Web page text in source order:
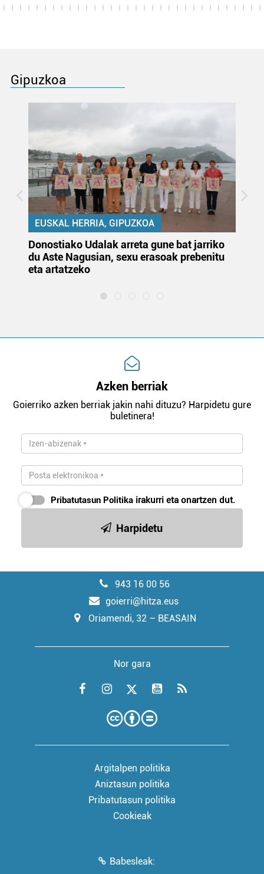
Gipuzkoa
EUSKAL HERRIA, GIPUZKOA
Donostiako Udalak arreta gune bat jarriko
du Aste Nagusian, sexu erasoak prebenitu
eta artatzeko
Azken berriak
Goierriko azken berriak jakin nahi dituzu? Harpidetu gure
buletinera!
Pribatutasun Politika irakurri eta onartzen dut.
Harpidetu
943 16 00 56
goierri@hitza.eus
Oriamendi, 32 – BEASAIN
Nor gara
Argitalpen politika
Aniztasun politika
Pribatutasun politika
Cookieak
Babesleak: